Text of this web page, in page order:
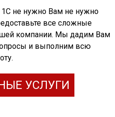
1С не нужно Вам не нужно
все сложные
компании. Мы дадим Вам
и выполним всю
УСЛУГИ